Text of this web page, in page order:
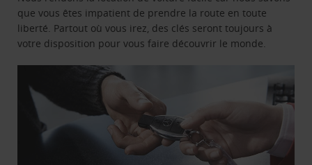
que vous êtes impatient de prendre la route en toute
liberté. Partout où vous irez, des clés seront toujours à
votre disposition pour vous faire découvrir le monde.